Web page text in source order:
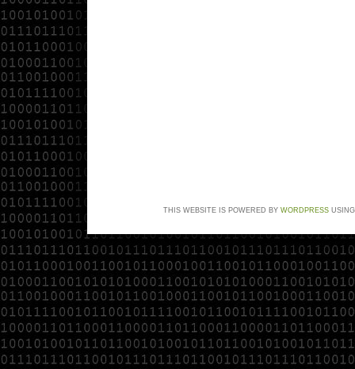
THIS WEBSITE IS POWERED BY WORDPRESS